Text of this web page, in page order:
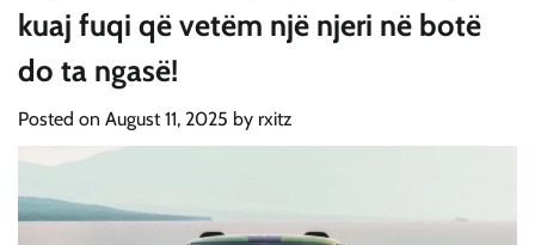
kuaj fuqi që vetëm një njeri në botë
do ta ngasë!
Posted on August 11, 2025 by rxitz